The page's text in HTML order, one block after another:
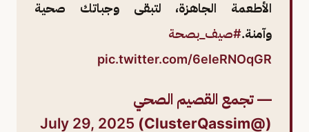
الأطعمة الجاهزة، لتبقى وجباتك صحية
وآمنة.#صيف_بصحة
pic.twitter.com/6eIeRNOqGR
— تجمع القصيم الصحي
(@ClusterQassim)
July 29, 2025